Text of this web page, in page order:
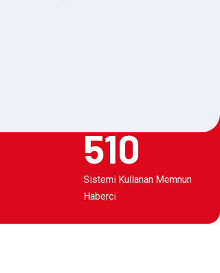
510
Sistemi Kullanan Memnun
Haberci